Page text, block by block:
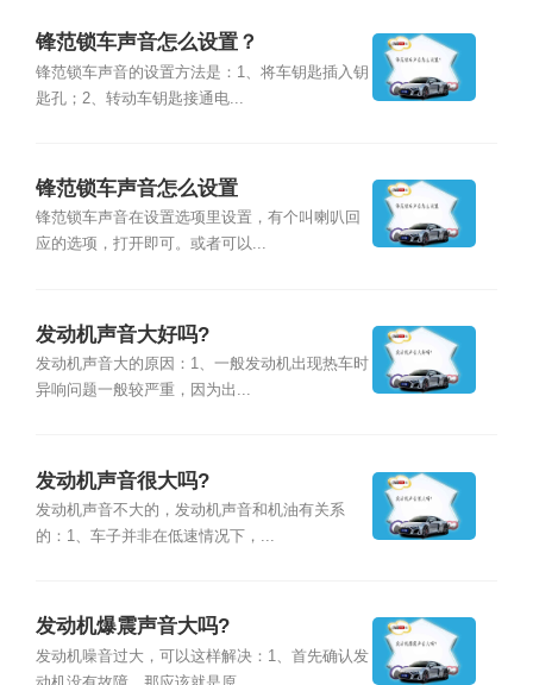
锋范锁车声音怎么设置？
锋范锁车声音的设置方法是：1、将车钥匙插入钥
匙孔；2、转动车钥匙接通电...
锋范锁车声音怎么设置
锋范锁车声音在设置选项里设置，有个叫喇叭回
应的选项，打开即可。或者可以...
发动机声音大好吗?
发动机声音大的原因：1、一般发动机出现热车时
异响问题一般较严重，因为出...
发动机声音很大吗?
发动机声音不大的，发动机声音和机油有关系
的：1、车子并非在低速情况下，...
发动机爆震声音大吗?
发动机噪音过大，可以这样解决：1、首先确认发